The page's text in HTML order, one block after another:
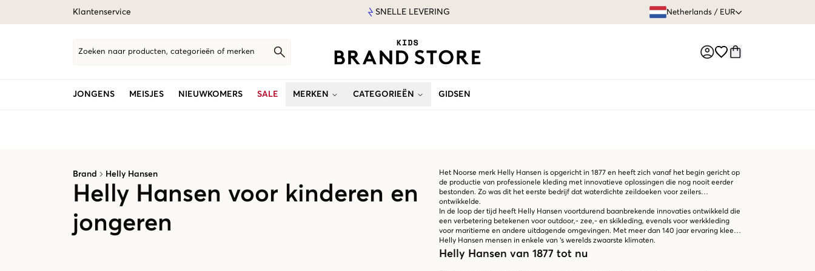
Klantenservice SNELLE LEVERING Netherlands / EUR
Zoeken naar producten, categorieën of merken
JONGENS MEISJES NIEUWKOMERS SALE MERKEN CATEGORIEËN GIDSEN
Brand Helly Hansen
Helly Hansen voor kinderen en
jongeren
Het Noorse merk Helly Hansen is opgericht in 1877 en heeft zich vanaf het begin gericht op
de productie van professionele kleding met innovatieve oplossingen die nog nooit eerder
bestonden. Zo was dit het eerste bedrijf dat waterdichte zeildoeken voor zeilers
ontwikkelde.
In de loop der tijd heeft Helly Hansen voortdurend baanbrekende innovaties ontwikkeld die
een verbetering betekenen voor outdoor,- zee,- en skikleding, evenals voor werkkleding
voor maritieme en andere uitdagende omgevingen. Met meer dan 140 jaar ervaring kleedt
Helly Hansen mensen in enkele van ‘s werelds zwaarste klimaten.
Helly Hansen van 1877 tot nu